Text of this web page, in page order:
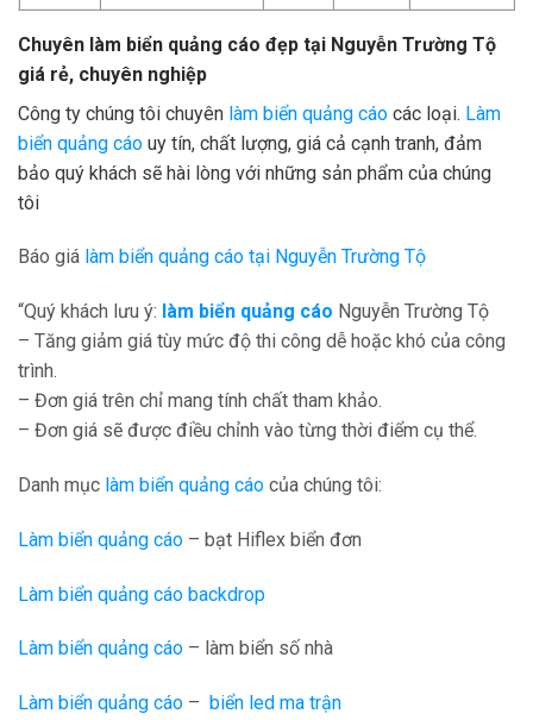
Chuyên làm biển quảng cáo đẹp tại Nguyễn Trường Tộ
giá rẻ, chuyên nghiệp
Công ty chúng tôi chuyên làm biển quảng cáo các loại. Làm
biển quảng cáo uy tín, chất lượng, giá cả cạnh tranh, đảm
bảo quý khách sẽ hài lòng với những sản phẩm của chúng
tôi
Báo giá làm biển quảng cáo tại Nguyễn Trường Tộ
“Quý khách lưu ý: làm biển quảng cáo Nguyễn Trường Tộ
– Tăng giảm giá tùy mức độ thi công dễ hoặc khó của công
trình.
– Đơn giá trên chỉ mang tính chất tham khảo.
– Đơn giá sẽ được điều chỉnh vào từng thời điểm cụ thể.
Danh mục làm biển quảng cáo của chúng tôi:
Làm biển quảng cáo – bạt Hiflex biển đơn
Làm biển quảng cáo backdrop
Làm biển quảng cáo – làm biển số nhà
Làm biển quảng cáo – biển led ma trận